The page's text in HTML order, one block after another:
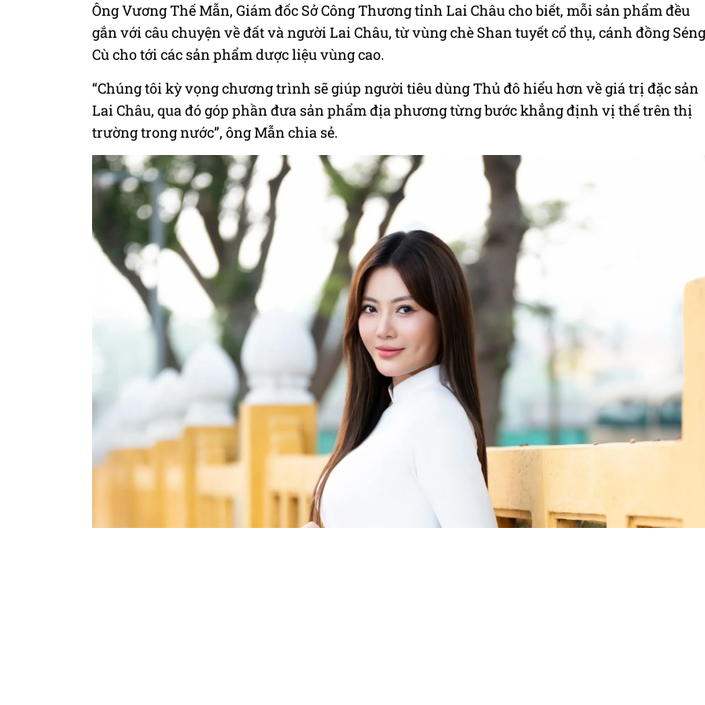
Ông Vương Thế Mẫn, Giám đốc Sở Công Thương tỉnh Lai Châu cho biết, mỗi sản phẩm đều
gắn với câu chuyện về đất và người Lai Châu, từ vùng chè Shan tuyết cổ thụ, cánh đồng Séng
Cù cho tới các sản phẩm dược liệu vùng cao.
“Chúng tôi kỳ vọng chương trình sẽ giúp người tiêu dùng Thủ đô hiểu hơn về giá trị đặc sản
Lai Châu, qua đó góp phần đưa sản phẩm địa phương từng bước khẳng định vị thế trên thị
trường trong nước”, ông Mẫn chia sẻ.